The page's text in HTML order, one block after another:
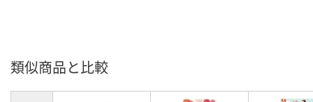
類似商品と比較